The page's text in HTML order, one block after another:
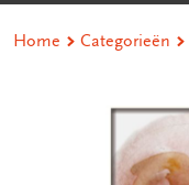
Home Categorieën